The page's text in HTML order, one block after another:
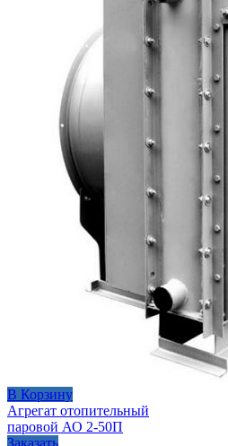
В Корзину
Агрегат отопительный
паровой АО 2-50П
Заказать